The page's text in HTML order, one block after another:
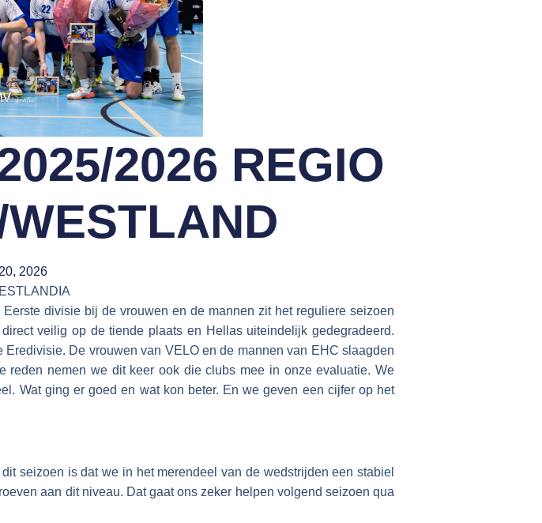
2026 REGIO
2026
divisie bij de vrouwen en de mannen zit het reguliere seizoen
veilig op de tiende plaats en Hellas uiteindelijk gedegradeerd.
De vrouwen van VELO en de mannen van EHC slaagden
nemen we dit keer ook die clubs mee in onze evaluatie. We
Wat ging er goed en wat kon beter. En we geven een cijfer op het
seizoen is dat we in het merendeel van de wedstrijden een stabiel
aan dit niveau. Dat gaat ons zeker helpen volgend seizoen qua